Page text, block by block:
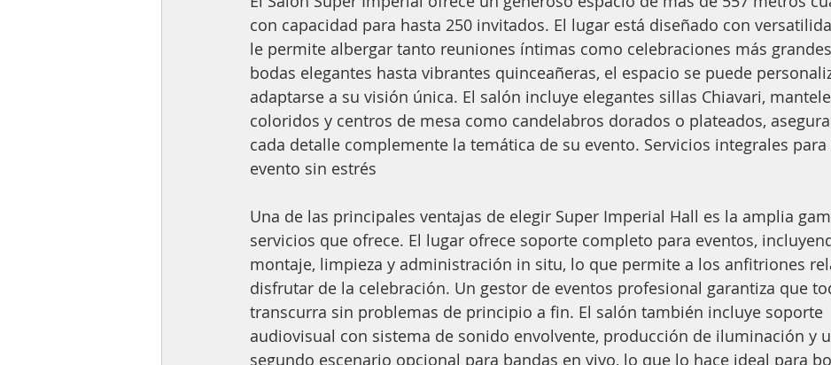
con capacidad para hasta 250 invitados. El lugar está diseñado con
le permite albergar tanto reuniones íntimas como celebraciones más
bodas elegantes hasta vibrantes quinceañeras, el espacio se puede
adaptarse a su visión única. El salón incluye elegantes sillas Chiavari,
coloridos y centros de mesa como candelabros dorados o plateados,
cada detalle complemente la temática de su evento. Servicios integrales para
evento sin estrés
Una de las principales ventajas de elegir Super Imperial Hall es la amplia
servicios que ofrece. El lugar ofrece soporte completo para eventos,
montaje, limpieza y administración in situ, lo que permite a los anfitriones
disfrutar de la celebración. Un gestor de eventos profesional garantiza que
transcurra sin problemas de principio a fin. El salón también incluye soporte
audiovisual con sistema de sonido envolvente, producción de iluminación y
segundo escenario opcional para bandas en vivo, lo que lo hace ideal para